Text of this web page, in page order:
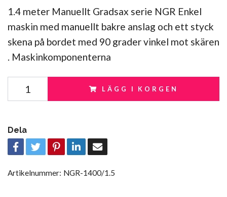
1.4 meter Manuellt Gradsax serie NGR Enkel
maskin med manuellt bakre anslag och ett styck
skena på bordet med 90 grader vinkel mot skären
. Maskinkomponenterna
LÄGG I KORGEN
Dela
Artikelnummer: NGR-1400/1.5